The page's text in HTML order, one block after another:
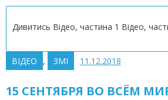
Дивитись Відео, частина 1 Відео,
ВІДЕО , ЗМІ 11.12.2018
15 СЕНТЯБРЯ ВО ВСЁМ